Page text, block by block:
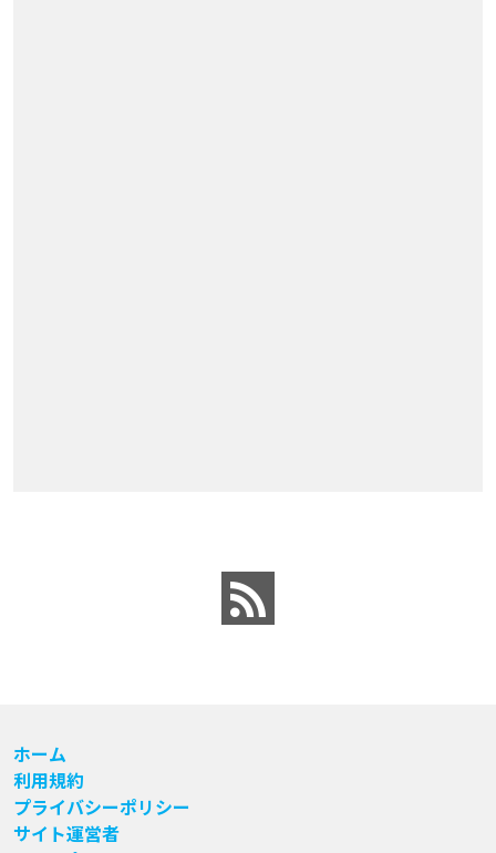
ホーム
利用規約
プライバシーポリシー
サイト運営者